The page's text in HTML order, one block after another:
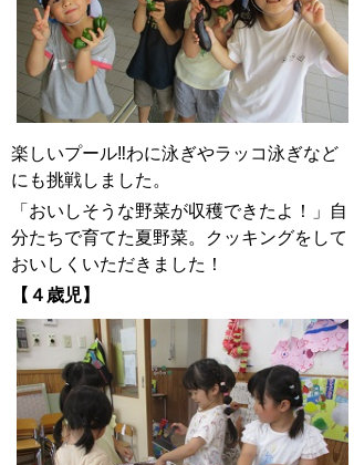
楽しいプール‼わに泳ぎやラッコ泳ぎなど
にも挑戦しました。
「おいしそうな野菜が収穫できたよ！」自
分たちで育てた夏野菜。クッキングをして
おいしくいただきました！
【４歳児】